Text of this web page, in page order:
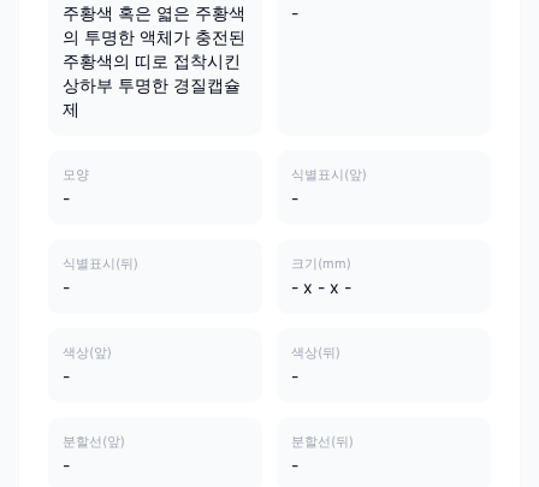
주황색 혹은 엷은 주황색
의 투명한 액체가 충전된
주황색의 띠로 접착시킨
상하부 투명한 경질캡슐
제
-
모양
-
식별표시(앞)
-
식별표시(뒤)
-
크기(mm)
- x - x -
색상(앞)
-
색상(뒤)
-
분할선(앞)
-
분할선(뒤)
-